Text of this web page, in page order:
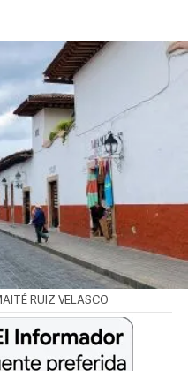
RUIZ VELASCO